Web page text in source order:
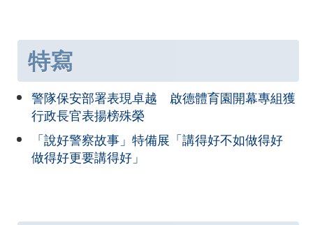
特寫
警隊保安部署表現卓越 啟德體育園開幕專組獲
行政長官表揚榜殊榮
「說好警察故事」特備展「講得好不如做得好
做得好更要講得好」